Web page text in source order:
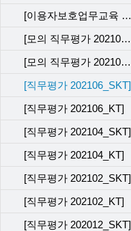
[이용자보호업무교육 사후관리 직무평가 202112_KT]
[모의 직무평가 202109_SKT]
[모의 직무평가 202109_KT]
[직무평가 202106_SKT]
[직무평가 202106_KT]
[직무평가 202104_SKT]
[직무평가 202104_KT]
[직무평가 202102_SKT]
[직무평가 202102_KT]
[직무평가 202012_SKT]